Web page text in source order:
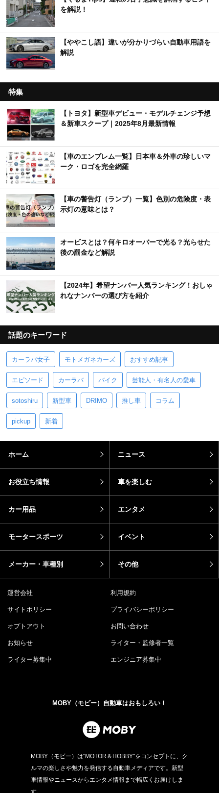
を解説！
【ややこし語】違いが分かりづらい自動車用語を
解説
特集
【トヨタ】新型車デビュー・モデルチェンジ予想
＆新車スクープ｜2025年8月最新情報
【車のエンブレム一覧】日本車＆外車の珍しいマ
ーク・ロゴを完全網羅
【車の警告灯（ランプ）一覧】色別の危険度・表
示灯の意味とは？
オービスとは？何キロオーバーで光る？光らせた
後の罰金など解説
【2024年】希望ナンバー人気ランキング！おしゃ
れなナンバーの選び方を紹介
話題のキーワード
カーラバ女子 モトメガネカーズ おすすめ記事
エピソード カーラバ バイク 芸能人・有名人の愛車
sotoshiru 新型車 DRIMO 推し車 コラム
pickup 新着
ホーム ニュース
お役立ち情報 車を楽しむ
カー用品 エンタメ
モータースポーツ イベント
メーカー・車種別 その他
運営会社 利用規約
サイトポリシー プライバシーポリシー
オプトアウト お問い合わせ
お知らせ ライター・監修者一覧
ライター募集中 エンジニア募集中
MOBY（モビー）自動車はおもしろい！
MOBY（モビー）は"MOTOR＆HOBBY"をコンセプトに、ク
ルマの楽しさや魅力を発信する自動車メディアです。新型
車情報やニュースからエンタメ情報まで幅広くお届けしま